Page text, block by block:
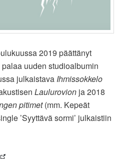
2019 päättänyt
palaa uuden studioalbumin
julkaistava Ihmissokkelo
Laulurovion ja 2018
pitimet(mm. Kepeät
’Syyttävä sormi’ julkaistiin